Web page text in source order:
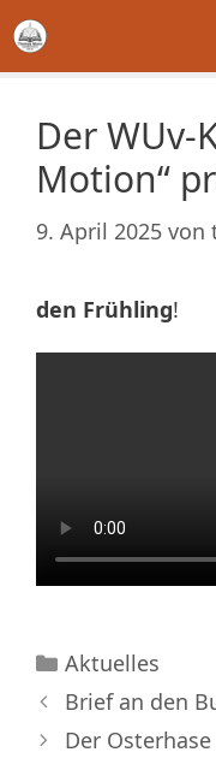
Zum
Inhalt
springen
Der WUv-
Motion“
9. April 2025 von
den Frühling!
Kategorien
Aktuelles
Brief an den
Der